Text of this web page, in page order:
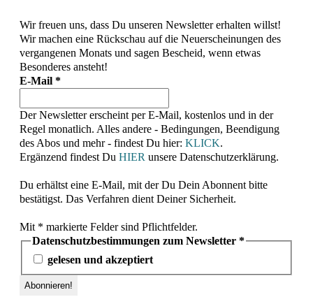
Wir freuen uns, dass Du unseren Newsletter erhalten willst!
Wir machen eine Rückschau auf die Neuerscheinungen des
vergangenen Monats und sagen Bescheid, wenn etwas
Besonderes ansteht!
E-Mail *
Der Newsletter erscheint per E-Mail, kostenlos und in der
Regel monatlich. Alles andere - Bedingungen, Beendigung
des Abos und mehr - findest Du hier: KLICK.
Ergänzend findest Du HIER unsere Datenschutzerklärung.
Du erhältst eine E-Mail, mit der Du Dein Abonnent bitte
bestätigst. Das Verfahren dient Deiner Sicherheit.
Mit * markierte Felder sind Pflichtfelder.
Datenschutzbestimmungen zum Newsletter *
gelesen und akzeptiert